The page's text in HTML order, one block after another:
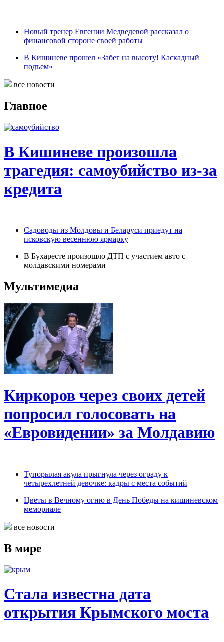
Новый тренер Евгении Медведевой рассказал о
финансовой стороне своей работы
В Кишиневе прошел «Забег на высоту! Каскадный
подъем»
все новости
Главное
В Кишиневе произошла
трагедия: самоубийство из-за
кредита
Садоводы из Молдовы и Беларуси приедут на
псковскую весеннюю ярмарку
В Бухаресте произошло ДТП с участием авто с
молдавскими номерами
Мультимедиа
Киркоров через своих детей
попросил голосовать на
«Евровидении» за Молдавию
Тупорылая акула прыгнула через ограду к
четырехлетней девочке: кадры с места событий
Цветы в Вечному огню в День Победы на кишиневском
мемориале
все новости
В мире
Стала известна дата
открытия Крымского моста